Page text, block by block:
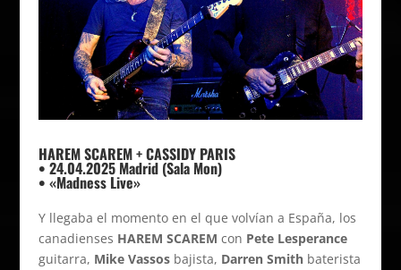
HAREM SCAREM + CASSIDY PARIS
• 24.04.2025 Madrid (Sala Mon)
• «Madness Live»
Y llegaba el momento en el que volvían a España, los
canadienses HAREM SCAREM con Pete Lesperance
guitarra, Mike Vassosbajista, Darren Smithbaterista